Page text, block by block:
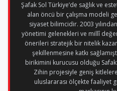
Şafak Sol Türkiye’de sağlık ve
alan öncü bir çalışma modeli
siyaset bilimcidir. 2003
yönetimi gelenekleri ve millî
önerileri stratejik bir nitelik
şekillenmesine katkı
birikimini kurucusu olduğu
Zihin projesiyle geniş
uluslararası ölçekte faaliyet